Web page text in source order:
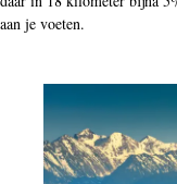
aan je voeten.